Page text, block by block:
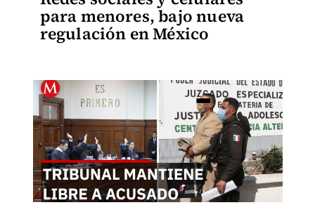
para menores, bajo nueva
regulación en México